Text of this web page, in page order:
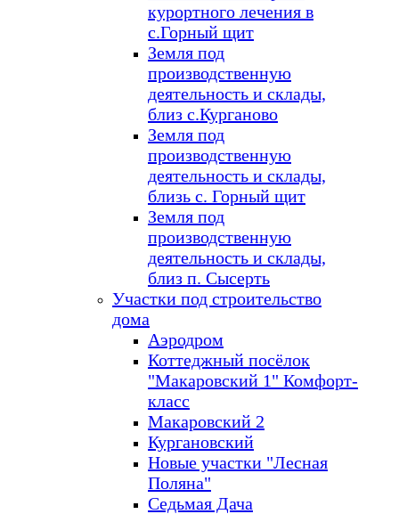
курортного лечения в
с.Горный щит
Земля под
производственную
деятельность и склады,
близ с.Курганово
Земля под
производственную
деятельность и склады,
близь с. Горный щит
Земля под
производственную
деятельность и склады,
близ п. Сысерть
Участки под строительство
дома
Аэродром
Коттеджный посёлок
"Макаровский 1" Комфорт-
класс
Макаровский 2
Кургановский
Новые участки "Лесная
Поляна"
Седьмая Дача